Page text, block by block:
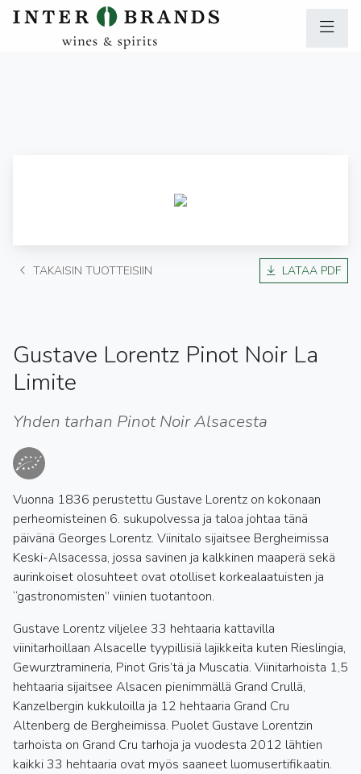
TAKAISIN TUOTTEISIIN LATAA PDF
Gustave Lorentz Pinot Noir La
Limite
Yhden tarhan Pinot Noir Alsacesta
Vuonna 1836 perustettu Gustave Lorentz on kokonaan
perheomisteinen 6. sukupolvessa ja taloa johtaa tänä
päivänä Georges Lorentz. Viinitalo sijaitsee Bergheimissa
Keski-Alsacessa, jossa savinen ja kalkkinen maaperä sekä
aurinkoiset olosuhteet ovat otolliset korkealaatuisten ja
“gastronomisten” viinien tuotantoon.
Gustave Lorentz viljelee 33 hehtaaria kattavilla
viinitarhoillaan Alsacelle tyypillisiä lajikkeita kuten Rieslingia,
Gewurztramineria, Pinot Gris’tä ja Muscatia. Viinitarhoista 1,5
hehtaaria sijaitsee Alsacen pienimmällä Grand Crullä,
Kanzelbergin kukkuloilla ja 12 hehtaaria Grand Cru
Altenberg de Bergheimissa. Puolet Gustave Lorentzin
tarhoista on Grand Cru tarhoja ja vuodesta 2012 lähtien
kaikki 33 hehtaaria ovat myös saaneet luomusertifikaatin.